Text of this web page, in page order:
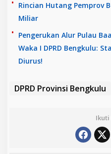
Rincian Hutang Pemprov
Miliar
Pengerukan Alur Pulau
Waka I DPRD Bengkulu:
Diurus!
DPRD Provinsi Bengkulu
Ikuti